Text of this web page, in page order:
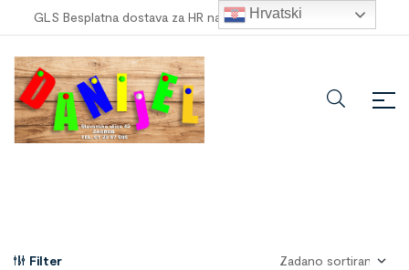
GLS Besplatna dostava za HR narudžbe veće od 100,00 €
Filter
Hrvatski